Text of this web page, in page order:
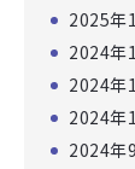
2025年
2024年
2024年
2024年
2024年